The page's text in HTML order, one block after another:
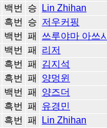
백번 승 Lin Zhihan
흑번 승 저우커핑
백번 패 쓰루야마 아쓰시
백번 패 리저
흑번 패 김지석
흑번 패 양멍윈
백번 패 양즈더
흑번 패 유경민
흑번 패 Lin Zhihan